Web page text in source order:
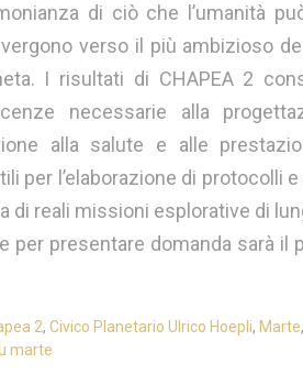
di ciò che l’umanità
verso il più ambizioso
I risultati di CHAPEA 2
necessarie alla
alla salute e alle
per l’elaborazione di protocolli
di reali missioni esplorative di
per presentare domanda sarà il
2, Civico Planetario Ulrico Hoepli, Marte,
marte